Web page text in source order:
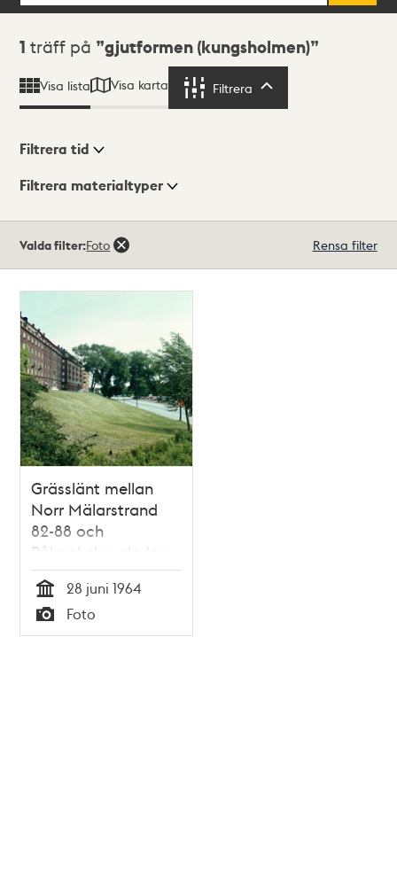
Sökresultat
1 träff på gjutformen (kungsholmen)
Visa lista Visa karta Filtrera
Visningsläge
Filtrera tid
Filtrera materialtyper
träffar
Valda filter:Foto Rensa filter
Grässlänt mellan
Norr Mälarstrand
82-88 och
Rålambshovsleden
Tid
28 juni 1964
Typ
Foto